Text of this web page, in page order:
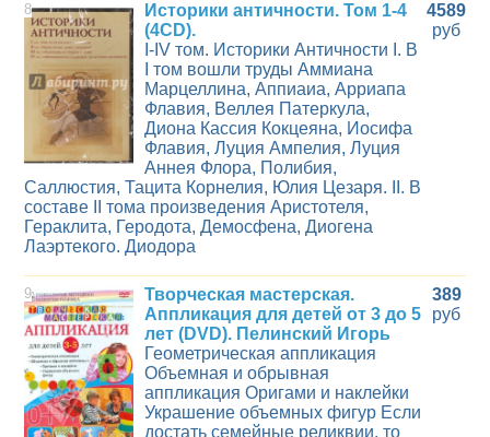
8
Историки античности. Том 1-4
(4CD).
I-IV том. Историки Античности I. В
I том вошли труды Аммиана
Марцеллина, Аппиаиа, Арриапа
Флавия, Веллея Патеркула,
Диона Кассия Кокцеяна, Иосифа
Флавия, Луция Ампелия, Луция
Аннея Флора, Полибия,
Саллюстия, Тацита Корнелия, Юлия Цезаря. II. В
составе II тома произведения Аристотеля,
Гераклита, Геродота, Демосфена, Диогена
Лаэртекого. Диодора
4589
руб
9
Творческая мастерская.
Аппликация для детей от 3 до 5
лет (DVD). Пелинский Игорь
Геометрическая аппликация
Объемная и обрывная
аппликация Оригами и наклейки
Украшение объемных фигур Если
достать семейные реликвии, то
389
руб